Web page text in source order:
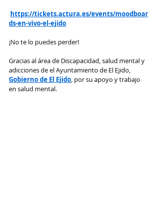
https://tickets.actura.es/events/moodboar
ds-en-vivo-el-ejido
¡No te lo puedes perder!
Gracias al área de Discapacidad, salud mental y
adicciones de el Ayuntamiento de El Ejido,
Gobierno de El Ejido, por su apoyo y trabajo
en salud mental.